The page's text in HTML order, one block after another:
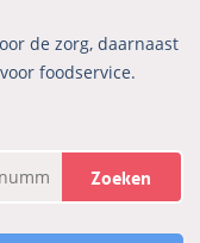
de zorg, daarnaast
foodservice.
Zoeken